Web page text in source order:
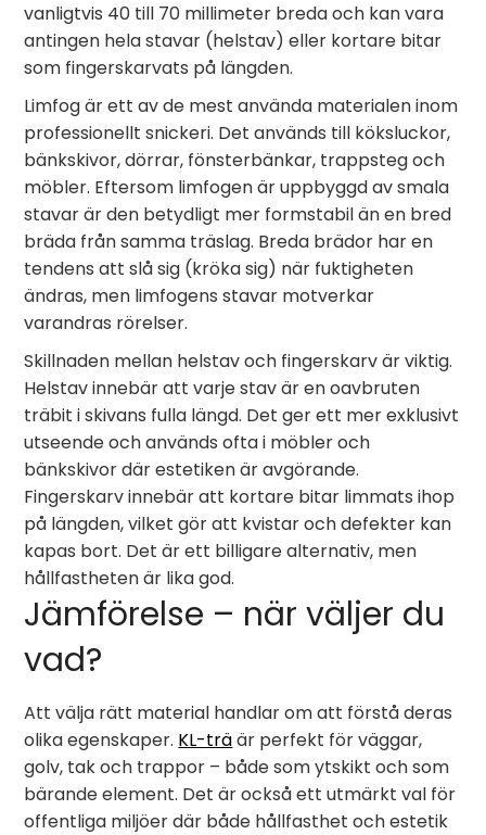
vanligtvis 40 till 70 millimeter breda och kan vara
antingen hela stavar (helstav) eller kortare bitar
som fingerskarvats på längden.
Limfog är ett av de mest använda materialen inom
professionellt snickeri. Det används till köksluckor,
bänkskivor, dörrar, fönsterbänkar, trappsteg och
möbler. Eftersom limfogen är uppbyggd av smala
stavar är den betydligt mer formstabil än en bred
bräda från samma träslag. Breda brädor har en
tendens att slå sig (kröka sig) när fuktigheten
ändras, men limfogens stavar motverkar
varandras rörelser.
Skillnaden mellan helstav och fingerskarv är viktig.
Helstav innebär att varje stav är en oavbruten
träbit i skivans fulla längd. Det ger ett mer exklusivt
utseende och används ofta i möbler och
bänkskivor där estetiken är avgörande.
Fingerskarv innebär att kortare bitar limmats ihop
på längden, vilket gör att kvistar och defekter kan
kapas bort. Det är ett billigare alternativ, men
hållfastheten är lika god.
Jämförelse – när väljer du
vad?
Att välja rätt material handlar om att förstå deras
olika egenskaper. KL-träär perfekt för väggar,
golv, tak och trappor – både som ytskikt och som
bärande element. Det är också ett utmärkt val för
offentliga miljöer där både hållfasthet och estetik